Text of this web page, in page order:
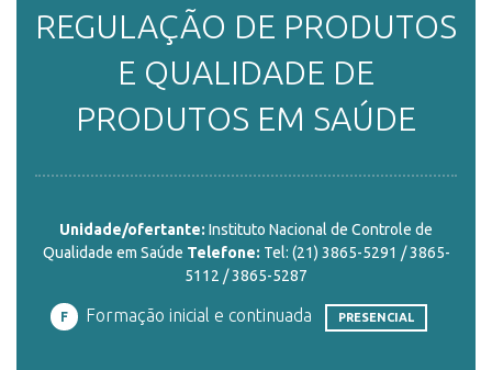
SOBRE
REGULAÇÃO DE PRODUTOS
E QUALIDADE DE
PRODUTOS EM SAÚDE
Unidade/ofertante: Instituto Nacional de Controle de
Qualidade em Saúde Telefone: Tel: (21) 3865-5291 / 3865-
5112 / 3865-5287
F Formação inicial e continuada PRESENCIAL